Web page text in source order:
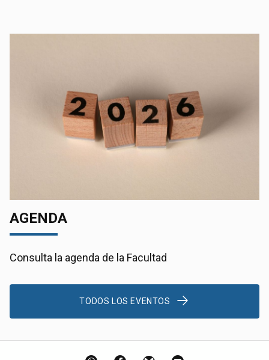
AGENDA
Consulta la agenda de la Facultad
TODOS LOS EVENTOS